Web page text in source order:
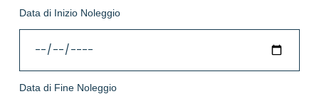
Data di Inizio Noleggio
Data di Fine Noleggio